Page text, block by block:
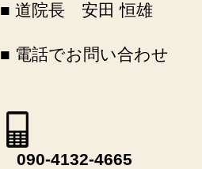
■ 道院長 安田 恒雄
■ 電話でお問い合わせ
090-4132-4665